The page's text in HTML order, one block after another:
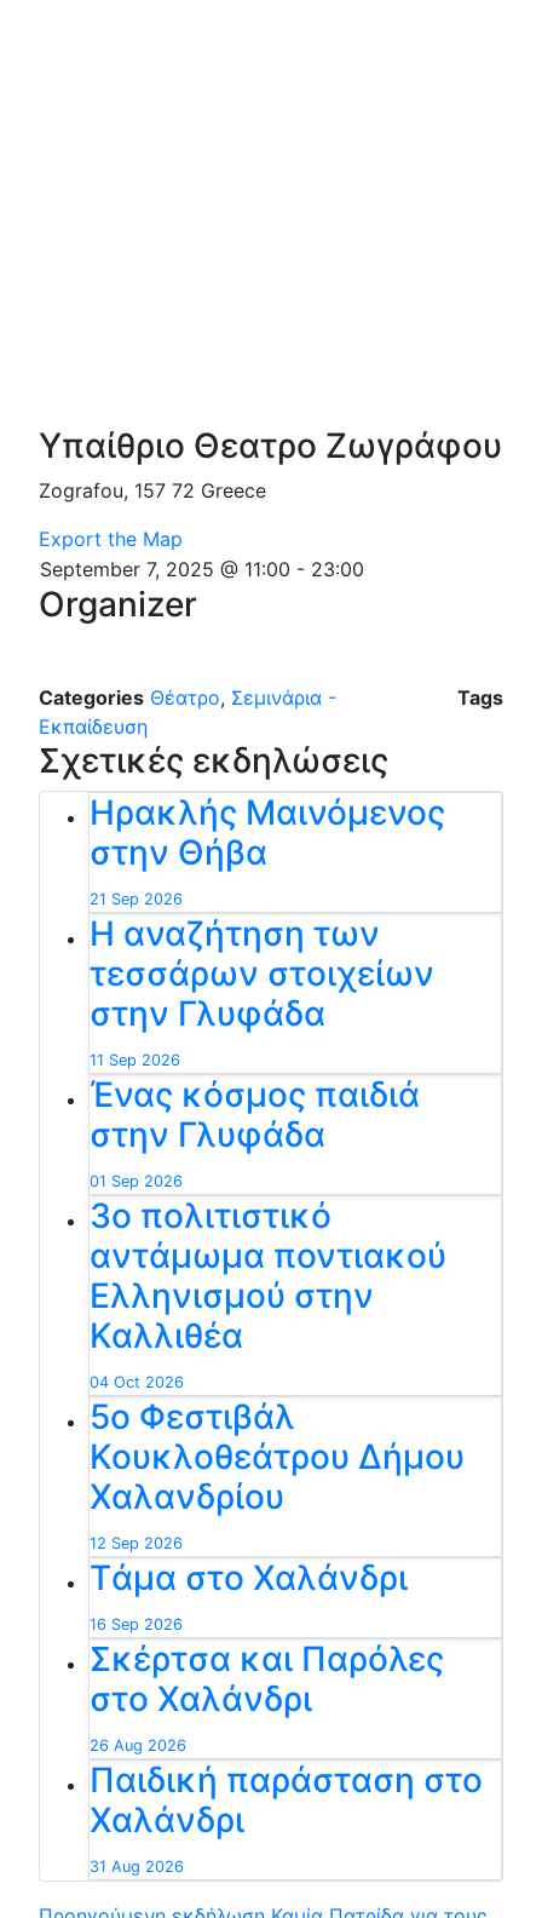
Υπαίθριο Θεατρο Ζωγράφου
Zografou, 157 72 Greece
Export the Map
September 7, 2025 @ 11:00 - 23:00
Organizer
Categories Θέατρο, Σεμινάρια -
Εκπαίδευση
Tags
Σχετικές εκδηλώσεις
Ηρακλής Μαινόμενος
στην Θήβα
21 Sep 2026
Η αναζήτηση των
τεσσάρων στοιχείων
στην Γλυφάδα
11 Sep 2026
Ένας κόσμος παιδιά
στην Γλυφάδα
01 Sep 2026
3ο πολιτιστικό
αντάμωμα ποντιακού
Ελληνισμού στην
Καλλιθέα
04 Oct 2026
5ο Φεστιβάλ
Κουκλοθεάτρου Δήμου
Χαλανδρίου
12 Sep 2026
Tάμα στο Χαλάνδρι
16 Sep 2026
Σκέρτσα και Παρόλες
στο Χαλάνδρι
26 Aug 2026
Παιδική παράσταση στο
Χαλάνδρι
31 Aug 2026